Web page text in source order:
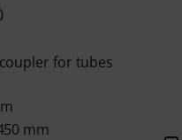
for tubes
mm